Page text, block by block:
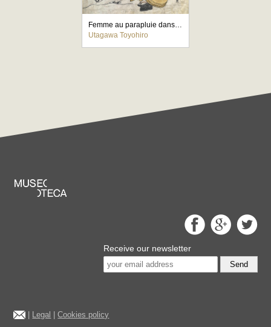
Femme au parapluie dans la neige, 1773-1828
Utagawa Toyohiro
Receive our newsletter
Send
Legal |Cookies policy